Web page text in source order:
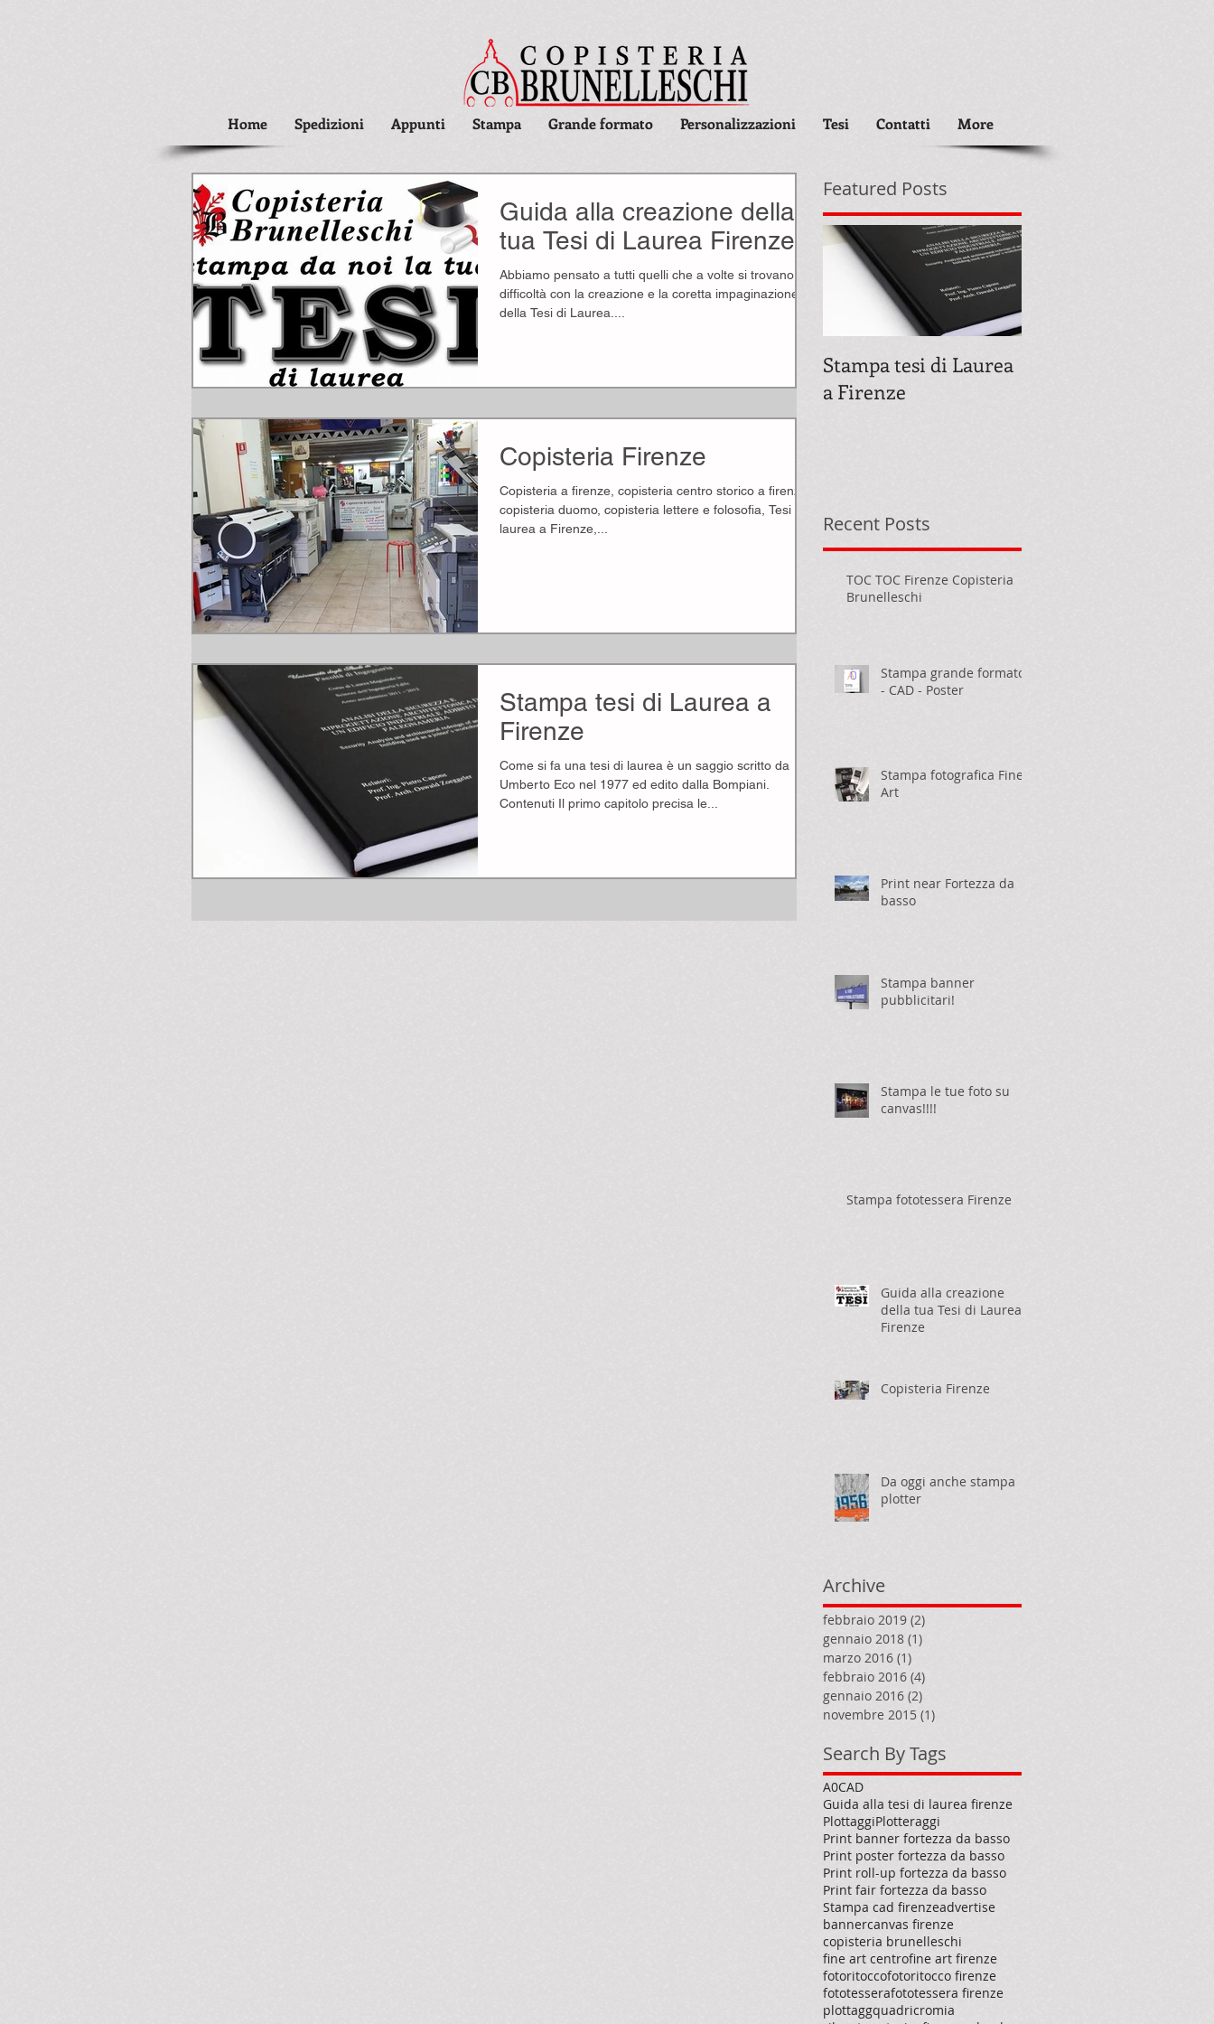
Home Spedizioni Appunti Stampa Grande formato Personalizzazioni Tesi Contatti More
Guida alla creazione della
tua Tesi di Laurea Firenze
Abbiamo pensato a tutti quelli che a volte si trovano in
difficoltà con la creazione e la coretta impaginazione
della Tesi di Laurea....
Copisteria Firenze
Copisteria a firenze, copisteria centro storico a firenze,
copisteria duomo, copisteria lettere e folosofia, Tesi di
laurea a Firenze,...
Stampa tesi di Laurea a
Firenze
Come si fa una tesi di laurea è un saggio scritto da
Umberto Eco nel 1977 ed edito dalla Bompiani.
Contenuti Il primo capitolo precisa le...
Featured Posts
Stampa tesi di Laurea
a Firenze
Recent Posts
TOC TOC Firenze Copisteria
Brunelleschi
Stampa grande formato
- CAD - Poster
Stampa fotografica Fine
Art
Print near Fortezza da
basso
Stampa banner
pubblicitari!
Stampa le tue foto su
canvas!!!!
Stampa fototessera Firenze
Guida alla creazione
della tua Tesi di Laurea
Firenze
Copisteria Firenze
Da oggi anche stampa
plotter
Archive
febbraio 2019 (2)
gennaio 2018 (1)
marzo 2016 (1)
febbraio 2016 (4)
gennaio 2016 (2)
novembre 2015 (1)
Search By Tags
A0CAD
Guida alla tesi di laurea firenze
PlottaggiPlotteraggi
Print banner fortezza da basso
Print poster fortezza da basso
Print roll-up fortezza da basso
Print fair fortezza da basso
Stampa cad firenzeadvertise
bannercanvas firenze
copisteria brunelleschi
fine art centrofine art firenze
fotoritoccofotoritocco firenze
fototesserafototessera firenze
plottaggquadricromia